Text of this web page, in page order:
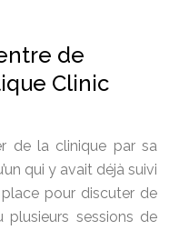
de
Clinic
de la clinique par sa
qui y avait déjà suivi
place pour discuter de
plusieurs sessions de